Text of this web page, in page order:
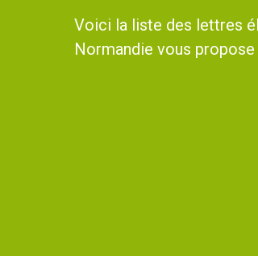
Voici la liste des lettres
Normandie vous propose